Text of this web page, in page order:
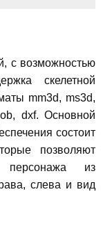
с возможностью
скелетной
mm3d, ms3d,
dxf. Основной
состоит
позволяют
персонажа из
слева и вид